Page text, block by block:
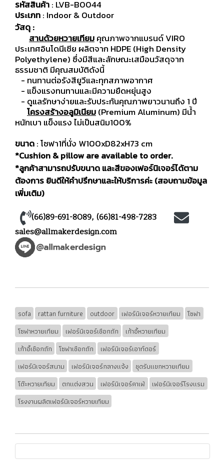
รหัสสินค้า: LVB-B0044
ประเภท: Indoor & Outdoor
วัสดุ :
สานด้วยหวายเทียมคุณภาพจากแบรนด์ VIRO
ประเทศอินโดนีเซีย ผลิตจาก HDPE (High Density
Polyethylene) ซึ่งมีสีและลักษณะเสมือนวัสดุจาก
ธรรมชาติ มีคุณสมบัติดังนี้
- ทนทานต่อรังสียูวีและทุกสภาพอากาศ
- แข็งแรงทนทานและมีความยืดหยุ่นสูง
- ดูแลรักษาง่ายและรับประกันคุณภาพยาวนานถึง 1 ปี
โครงสร้างอลูมิเนียม(Premium Aluminum) มีน้ำ
หนักเบา แข็งแรง ไม่เป็นสนิม100%
ขนาด: โซฟา1ที่นั่ง W100xD82xH73 cm
*Cushion & pillow are available to order.
*ลูกค้าสามารถปรับขนาด และสีของเฟอร์นิเจอร์ได้ตาม
ต้องการ ยินดีให้คำปรึกษาและให้บริการค่ะ (สอบถามข้อมูล
เพิ่มเติม)
(66)89-691-8089, (66)81-498-7283
sales@allmakerdesign.com
sofa rattan furniture outdoor เฟอร์นิเจอร์หวายเทียม
โซฟา
โซฟาหวายเทียม
เฟอร์นิเจอร์เชือกถัก
เก้าอี้หวายเทียม
เก้าอี้เชือกถัก
โซฟาเชือกถัก
เฟอร์นิเจอร์เอาท์ดอร์
เฟอร์นิเจอร์สนาม
เฟอร์นิเจอร์กลางแจ้ง
ชุดรับแขกหวายเทียม
โต๊ะหวายเทียม
ตกแต่งสวน เฟอร์นิเจอร์คาเฟ่
เฟอร์นิเจอร์โรงแรม
โรงงานผลิตเฟอร์นิเจอร์หวายเทียม